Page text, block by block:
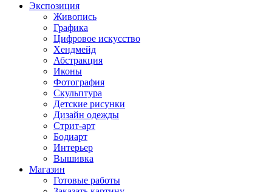
Экспозиция
Живопись
Графика
Цифровое искусство
Хендмейд
Абстракция
Иконы
Фотография
Скульптура
Детские рисунки
Дизайн одежды
Стрит-арт
Бодиарт
Интерьер
Вышивка
Магазин
Готовые работы